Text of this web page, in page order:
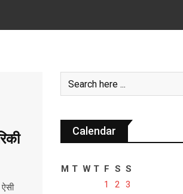
Calendar
M T W T F S S
1
2 3